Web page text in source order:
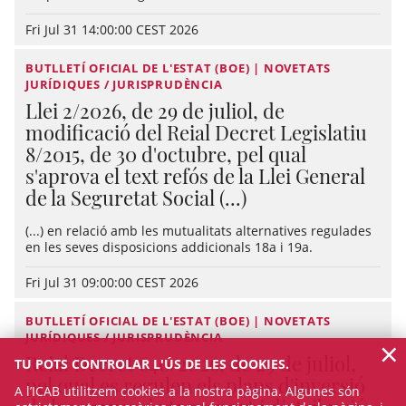
Fri Jul 31 14:00:00 CEST 2026
BUTLLETÍ OFICIAL DE L'ESTAT (BOE) | NOVETATS
JURÍDIQUES / JURISPRUDÈNCIA
Llei 2/2026, de 29 de juliol, de
modificació del Reial Decret Legislatiu
8/2015, de 30 d'octubre, pel qual
s'aprova el text refós de la Llei General
de la Seguretat Social (...)
(...) en relació amb les mutualitats alternatives regulades
en les seves disposicions addicionals 18a i 19a.
Fri Jul 31 09:00:00 CEST 2026
BUTLLETÍ OFICIAL DE L'ESTAT (BOE) | NOVETATS
JURÍDIQUES / JURISPRUDÈNCIA
Reial Decret 640/2026, de 29 de juliol,
pel qual es regulen els plans d'inversió
TU POTS CONTROLAR L'ÚS DE LES COOKIES.
A l’ICAB utilitzem cookies a la nostra pàgina. Algunes són
×